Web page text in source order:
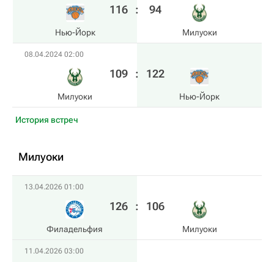
Нью-Йорк
116 : 94
Милуоки
08.04.2024 02:00
Милуоки
109 : 122
Нью-Йорк
История встреч
Милуоки
13.04.2026 01:00
Филадельфия
126 : 106
Милуоки
11.04.2026 03:00